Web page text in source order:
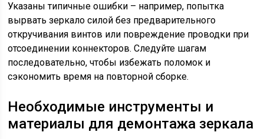
Указаны типичные ошибки – например, попытка
вырвать зеркало силой без предварительного
откручивания винтов или повреждение проводки при
отсоединении коннекторов. Следуйте шагам
последовательно, чтобы избежать поломок и
сэкономить время на повторной сборке.
Необходимые инструменты и
материалы для демонтажа зеркала